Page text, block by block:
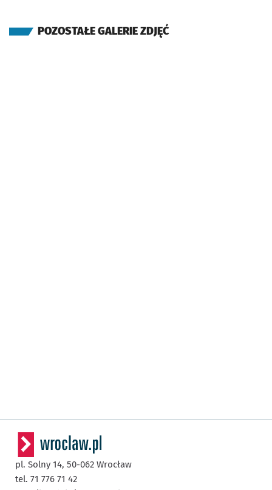
POZOSTAŁE GALERIE ZDJĘĆ
pl. Solny 14, 50-062 Wrocław
tel. 71 776 71 42